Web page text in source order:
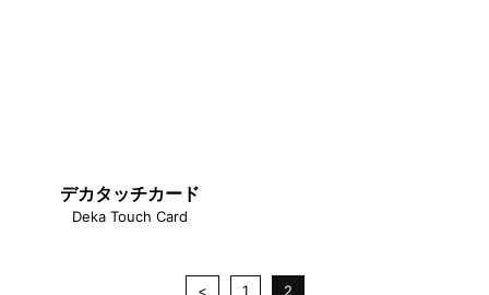
デカタッチカード
Deka Touch Card
< 1 2